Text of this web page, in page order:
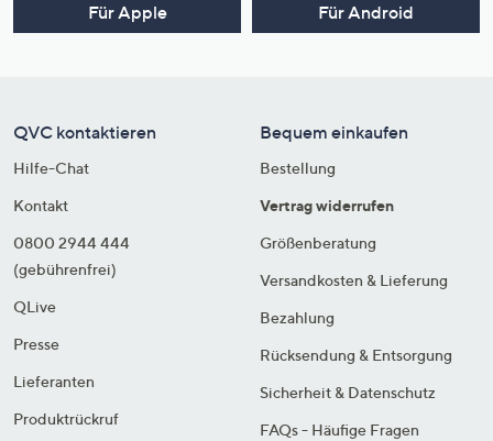
Für Apple Für Android
QVC kontaktieren
Hilfe-Chat
Kontakt
0800 2944 444
(gebührenfrei)
QLive
Presse
Lieferanten
Produktrückruf
Bequem einkaufen
Bestellung
Vertrag widerrufen
Größenberatung
Versandkosten & Lieferung
Bezahlung
Rücksendung & Entsorgung
Sicherheit & Datenschutz
FAQs - Häufige Fragen